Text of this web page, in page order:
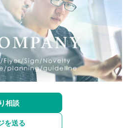
相談
を送る